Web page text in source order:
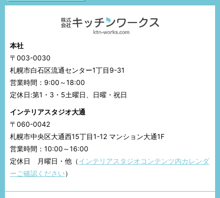
本社
〒003-0030
札幌市白石区流通センター1丁目9-31
営業時間：9:00～18:00
定休日:第1・3・5土曜日、日曜・祝日
インテリアスタジオ大通
〒060-0042
札幌市中央区大通西15丁目1-12 マンション大通1F
営業時間：10:00～16:00
定休日 月曜日・他（インテリアスタジオコンテンツ内カレンダ
ーご確認ください）